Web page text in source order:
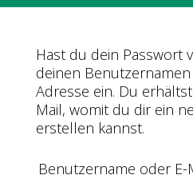
Hast du dein Passwort
deinen
Adresse ein. Du
Mail, womit du dir ein
erstellen kannst.
Benutzername oder E-